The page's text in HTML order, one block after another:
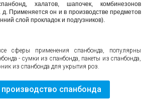
халатов, шапочек, комбинезонов
Применяется он и в производстве предметов
слой прокладок и подгузников).
сферы применения спанбонда, популярны
- сумки из спанбонда, пакеты из спанбонда,
из спанбонда для укрытия роз.
спанбонда